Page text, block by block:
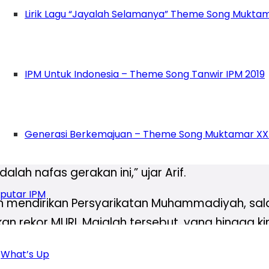
Lirik Lagu “Jayalah Selamanya” Theme Song
IPM Untuk Indonesia – Theme Song Tanwir IPM 2019
Generasi Berkemajuan – Theme Song Muktamar
IPM
What’s Up
dan PP IPM, disaksikan oleh jajaran tamu
terutama melalui karya tulis
menyerahkan cinderamata kepada Staf
langsung oleh Ketua PDM Kota Depok.
dalam mendorong gerakan literasi di
gerakan yang ada di persyarikatan
nafas gerakan ini,” ujar Arif.
mendirikan Persyarikatan Muhammadiyah,
rekor MURI. Majalah tersebut, yang hingga